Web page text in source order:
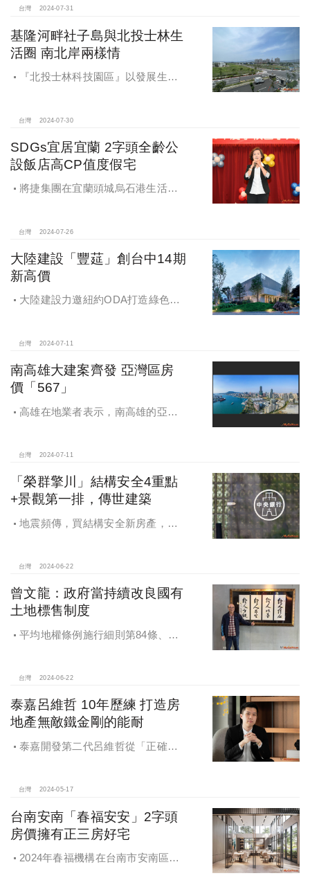
台灣 2024-07-31
基隆河畔社子島與北投士林生
活圈 南北岸兩樣情
『北投士林科技園區』以發展生
社區為訴求。
台灣 2024-07-30
SDGs宜居宜蘭 2字頭全齡公
設飯店高CP值度假宅
將捷集團在宜蘭頭城烏石港生活圈
層的「將捷La Mer」度假宅
台灣 2024-07-26
大陸建設「豐莚」創台中14期
新高價
大陸建設力邀紐約ODA打造綠色烏
台灣 2024-07-11
南高雄大建案齊發 亞灣區房
價「567」
高雄在地業者表示，南高雄的亞洲
台灣 2024-07-11
「榮群擎川」結構安全4重點
+景觀第一排，傳世建築
地震頻傳，買結構安全新房產，居
川」結構安全4重點+景觀第一排，傳
世建築
台灣 2024-06-22
曾文龍：政府當持續改良國有
土地標售制度
平均地權條例施行細則第84條、市
彈性
台灣 2024-06-22
泰嘉呂維哲 10年歷練 打造房
地產無敵鐵金剛的能耐
泰嘉開發第二代呂維哲從「正確思
「全品項」大規模開發案的鍛鍊，若
「無敵鐵金剛」的特質與能耐
台灣 2024-05-17
台南安南「春福安安」2字頭
房價擁有正三房好宅
2024年春福機構在台南市安南區長